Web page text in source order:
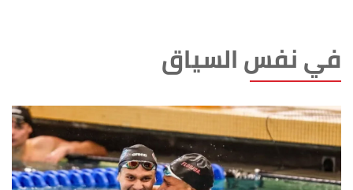
في نفس السياق